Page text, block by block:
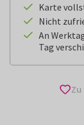
Karte
Nicht
An
Tag
Zu